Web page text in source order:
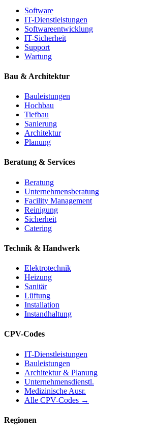
Software
IT-Dienstleistungen
Softwareentwicklung
IT-Sicherheit
Support
Wartung
Bau & Architektur
Bauleistungen
Hochbau
Tiefbau
Sanierung
Architektur
Planung
Beratung & Services
Beratung
Unternehmensberatung
Facility Management
Reinigung
Sicherheit
Catering
Technik & Handwerk
Elektrotechnik
Heizung
Sanitär
Lüftung
Installation
Instandhaltung
CPV-Codes
IT-Dienstleistungen
Bauleistungen
Architektur & Planung
Unternehmensdienstl.
Medizinische Ausr.
Alle CPV-Codes →
Regionen